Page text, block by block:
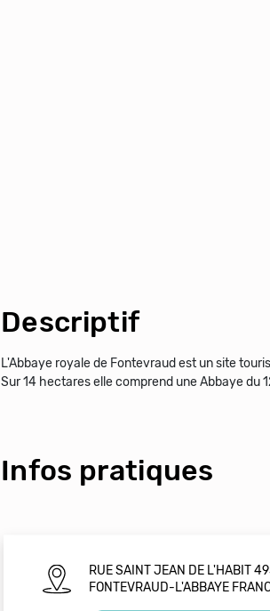
Descriptif
L'Abbaye royale de Fontevraud est un site
Sur 14 hectares elle comprend une Abbaye du
Infos pratiques
RUE SAINT JEAN DE L'HABIT
FONTEVRAUD-L'ABBAYE